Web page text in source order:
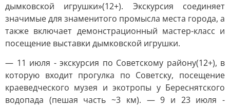
дымковской игрушки»(12+). Экскурсия соединяет
значимые для знаменитого промысла места города, а
также включает демонстрационный мастер-класс и
посещение выставки дымковской игрушки.
— 11 июля - экскурсия по Советскому району(12+), в
которую входит прогулка по Советску, посещение
краеведческого музея и экотропы у Береснятского
водопада (пешая часть ~3 км). — 9 и 23 июля -